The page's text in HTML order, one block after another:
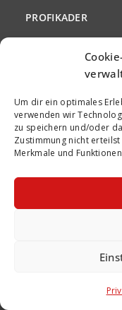
Um dir ein optimales
verwenden wir
zu speichern und/oder
Zustimmung nicht
Merkmale und
PROFIKADER
CLUBFRAUEN
BELSCHANOV
PRESSESPIEGEL
ORGANISATION